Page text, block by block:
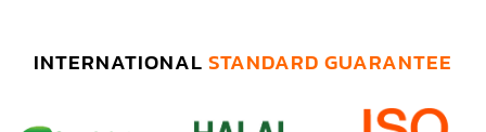
INTERNATIONAL STANDARD GUARANTEE